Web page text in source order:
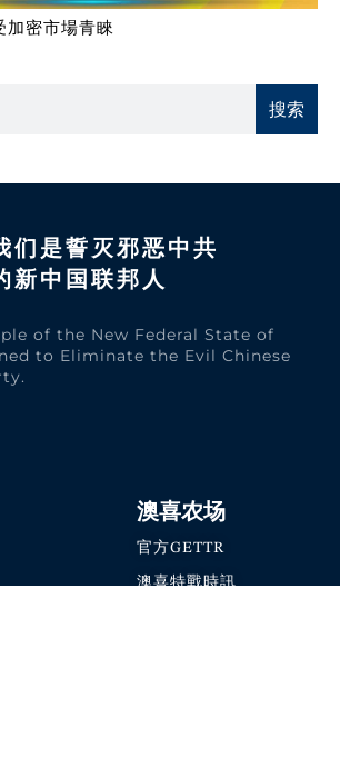
加密市場青睞
搜索
们是誓灭邪恶中共
新中国联邦人​
of the New Federal State of
to Eliminate the Evil Chinese
澳喜农场
官方GETTR
澳喜特戰時訊